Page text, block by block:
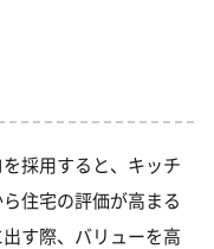
採用すると、キッチ
住宅の評価が高まる
す際、バリューを高